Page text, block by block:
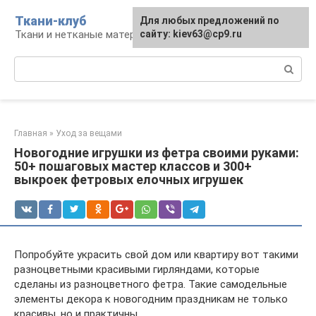
контенту
Ткани-клуб
Ткани и нетканые материалы
Главная » Уход за вещами
Новогодние игрушки из фетра своими руками:
50+ пошаговых мастер классов и 300+
выкроек фетровых елочных игрушек
Попробуйте украсить свой дом или квартиру вот такими
разноцветными красивыми гирляндами, которые
сделаны из разноцветного фетра. Такие самодельные
элементы декора к новогодним праздникам не только
Для любых предложений по
сайту: kiev63@cp9.ru